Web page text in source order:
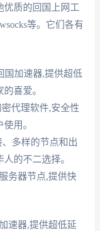
优质的回国上网工
等。它们各有
国加速器,提供超低
喜爱。
代理软件,安全性
用。
多样的节点和出
的不二选择。
务器节点,提供快
速器,提供超低延